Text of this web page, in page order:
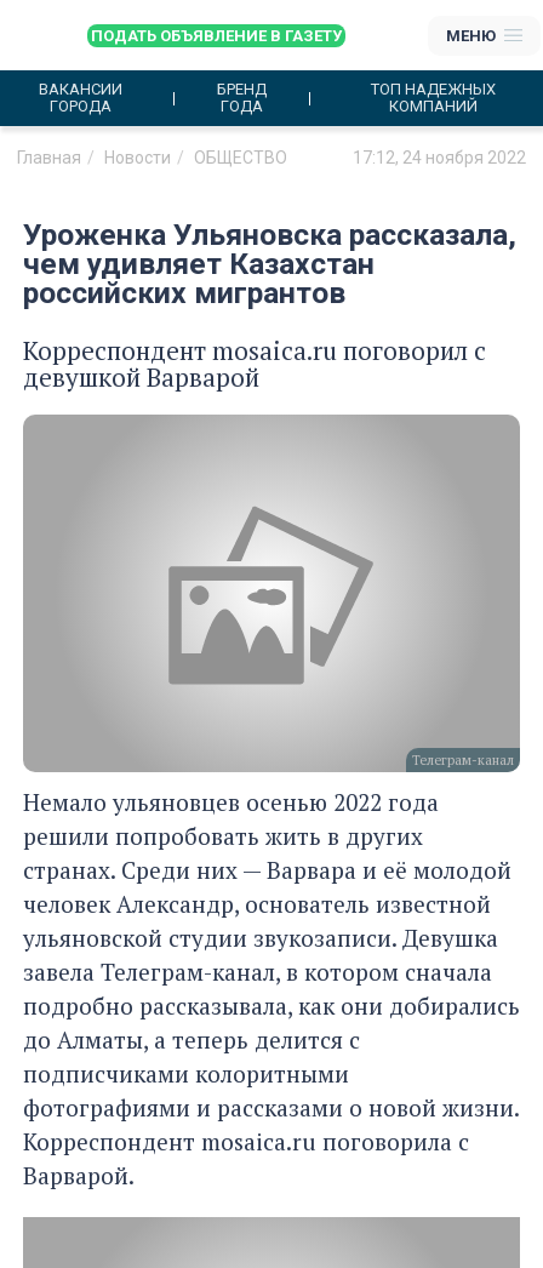
ПОДАТЬ ОБЪЯВЛЕНИЕ В ГАЗЕТУ МЕНЮ
ВАКАНСИИ
ГОРОДА
БРЕНД
ГОДА
ТОП НАДЕЖНЫХ
КОМПАНИЙ
Главная Новости ОБЩЕСТВО 17:12, 24 ноября 2022
Уроженка Ульяновска рассказала,
чем удивляет Казахстан
российских мигрантов
Корреспондент mosaica.ru поговорил с
девушкой Варварой
Телеграм-канал
Немало ульяновцев осенью 2022 года
решили попробовать жить в других
странах. Среди них — Варвара и её молодой
человек Александр, основатель известной
ульяновской студии звукозаписи. Девушка
завела Телеграм-канал, в котором сначала
подробно рассказывала, как они добирались
до Алматы, а теперь делится с
подписчиками колоритными
фотографиями и рассказами о новой жизни.
Корреспондент mosaica.ru поговорила с
Варварой.